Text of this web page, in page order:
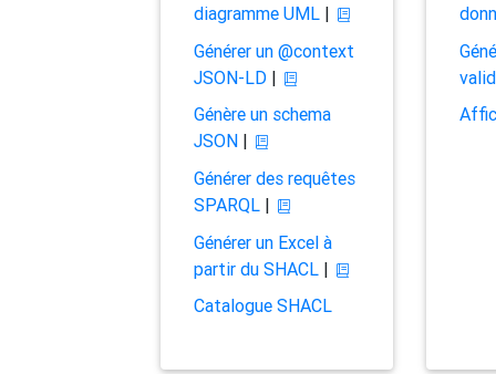
diagramme UML|
Générer un @context
JSON-LD|
Génère un schema
JSON|
Générer des requêtes
SPARQL|
Générer un Excel à
partir du SHACL|
Catalogue SHACL